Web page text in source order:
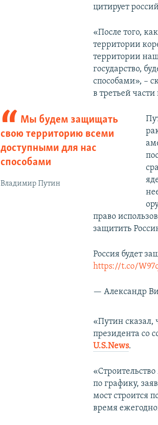
цитирует
«После того,
территории
территории
государство,
способами», –
в третьей
Мы будем защищать
свою территорию всеми
доступными для нас
способами
Владимир Путин
право
защитить
Россия будет
https://t.co/
— Александр
«Путин сказал,
президента со
U.S.News.
по графику,
мост строится
время